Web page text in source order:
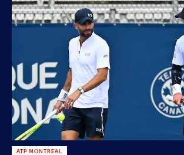
ATP MONTREAL